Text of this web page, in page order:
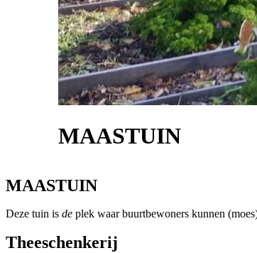
MAASTUIN
MAASTUIN
Deze tuin is de plek waar buurtbewoners kunnen
Theeschenkerij